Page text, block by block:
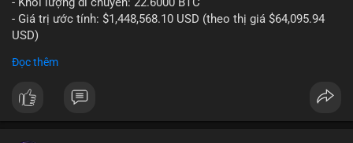
- Giá trị ước tính: $1,448,568.10 USD (theo thị giá $64,095.94
USD)
trong một lần duy nhất, tần suất khớp lệnh nhanh và không có
dấu hiệu tách nhỏ. Hành vi này cho thấy cá voi đang chủ động
Đọc thêm